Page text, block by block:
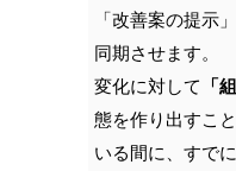
「改善案の提示
同期させます。
変化に対して 「
態を作り出すこ
いる間に、すで